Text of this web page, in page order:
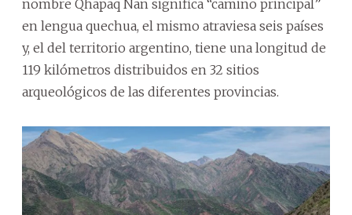
nombre Qhapaq Ñan significa “camino principal”
en lengua quechua, el mismo atraviesa seis países
y, el del territorio argentino, tiene una longitud de
119 kilómetros distribuidos en 32 sitios
arqueológicos de las diferentes provincias.